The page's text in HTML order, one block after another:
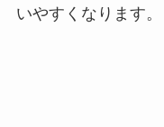
いやすくなります。